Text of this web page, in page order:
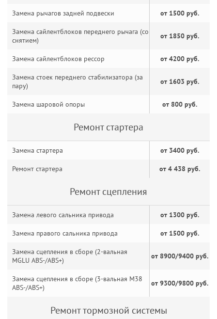
Замена рычагов задней подвески от 1500 руб.
Замена сайлентблоков переднего рычага (со
снятием)
от 1850 руб.
Замена сайлентблоков рессор от 4200 руб.
Замена стоек переднего стабилизатора (за
пару)
от 1603 руб.
Замена шаровой опоры от 800 руб.
Ремонт стартера
Замена стартера от 3400 руб.
Ремонт стартера от 4 438 руб.
Ремонт сцепления
Замена левого сальника привода от 1300 руб.
Замена правого сальника привода от 1500 руб.
Замена сцепления в сборе (2-вальная
MGLU ABS-/ABS+)
от 8900/9400 руб.
Замена сцепления в сборе (3-вальная M38
ABS-/ABS+)
от 9300/9800 руб.
Ремонт тормозной системы